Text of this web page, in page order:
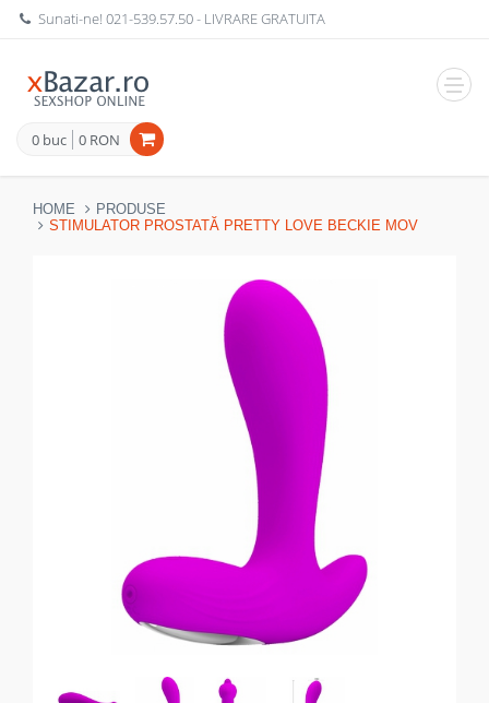
Sunati-ne!021-539.57.50- LIVRARE GRATUITA
0 buc 0 RON
HOME
PRODUSE
STIMULATOR PROSTATĂ PRETTY LOVE BECKIE MOV